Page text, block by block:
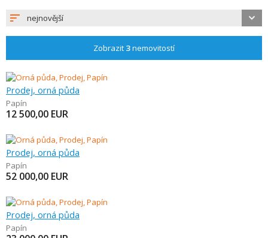
nejnovější
Zobrazit 3nemovitostí
Prodej, orná půda
Papín
12 500,00 EUR
Prodej, orná půda
Papín
52 000,00 EUR
Prodej, orná půda
Papín